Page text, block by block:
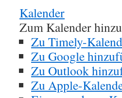
Kalender
Zum Kalender
Zu Timely-
Zu Google
Zu Outlook
Zu Apple-